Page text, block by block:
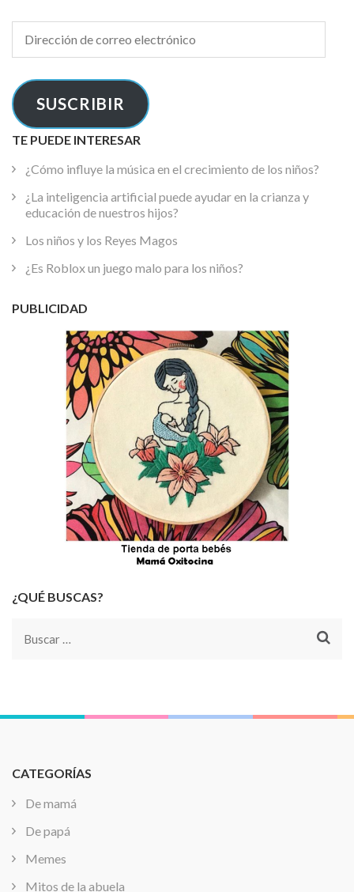
de
electrónico
SUSCRIBIR
TE PUEDE INTERESAR
¿Cómo influye la música en el crecimiento de los niños?
¿La inteligencia artificial puede ayudar en la crianza y
educación de nuestros hijos?
Los niños y los Reyes Magos
¿Es Roblox un juego malo para los niños?
PUBLICIDAD
¿QUÉ BUSCAS?
Buscar:
CATEGORÍAS
De mamá
De papá
Memes
Mitos de la abuela